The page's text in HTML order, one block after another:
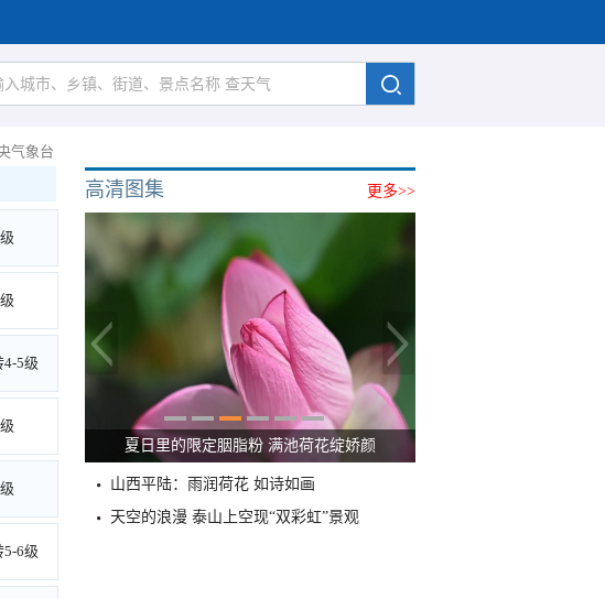
气象台
4-5级
5-6级
更多>>
高清图集
夏日里的限定胭脂粉 满池荷花绽娇颜
山西平陆：雨润荷花 如诗如画
天空的浪漫 泰山上空现“双彩虹”景观